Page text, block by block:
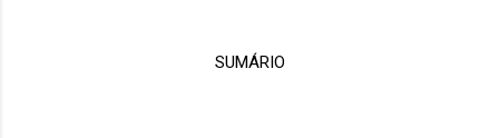
SUMÁRIO